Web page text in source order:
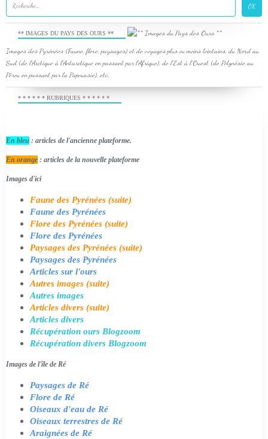
** IMAGES DU PAYS DES OURS **
Images des Pyrénées (Faune, flore, paysages) et de voyages plus ou moins lointains, du Nord au
Sud (de l'Arctique à l'Antarctique en passant par l'Afrique), de l'Est à l'Ouest (de Polynésie au
Pérou en passant par la Papouasie), etc.
* * * * * * RUBRIQUES * * * * * *
En bleu : articles de l'ancienne plateforme.
En orange : articles de la nouvelle plateforme
Images d'ici
Faune des Pyrénées (suite)
Faune des Pyrénées
Flore des Pyrénées (suite)
Flore des Pyrénées
Paysages des Pyrénées (suite)
Paysages des Pyrénées
Articles sur l'ours
Autres images (suite)
Autres images
Articles divers (suite)
Articles divers
Récupération ours Blogzoom
Récupération divers Blogzoom
Images de l'île de Ré
Paysages de Ré
Flore de Ré
Oiseaux d'eau de Ré
Oiseaux terrestres de Ré
Araignées de Ré